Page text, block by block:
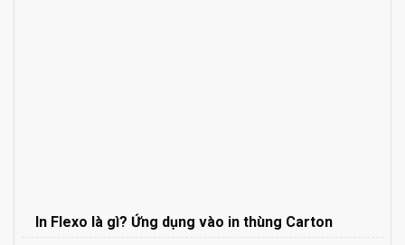
In Flexo là gì? Ứng dụng vào in thùng Carton